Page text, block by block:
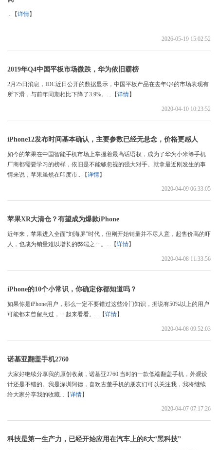
...【详情】
2026-05-19 15:02:52
2019年Q4中国平板市场微跌，华为依旧霸榜
2月25日消息，IDC近日公开的数据显示，中国平板产品在去年Q4的市场表现有
所下滑，与前年同期相比下降了3.9%。...【详情】
2020-04-10 10:23:52
iPhone12发布时间基本确认，主要参数已经无悬念，价格更感人
如今的苹果在中国智能手机市场上掌握着最高话语权，成为了华为小米等手机
厂商都需要学习的榜样，依旧是不能够忽视的强大对手。就拿最近刚发生的事
情来说，苹果虽然在印度市...【详情】
2020-04-09 06:33:05
苹果XR大清仓？有望成为爆款iPhone
近年来，苹果进入全面“刘海屏”时代，但刚开始销量并不尽人意，起售价高的吓
人，也成为销量难以增长的弊端之一。...【详情】
2020-04-08 11:33:56
iPhone的10个小常识，你确定你都知道吗？
如果你是iPhone用户，那么一定不要错过这些冷门知识，据说有50%以上的用户
可能都未曾留意过，一起来看看。...【详情】
2020-04-08 09:52:03
诺基亚翻盖手机2760
大家好继续分享我的原创收藏，诺基亚2760.当时的一款低端翻盖手机，外观设
计还是不错的。我是深圳阿德，喜欢古董手机的朋友们可以关注我，我将继续
给大家分享我的收藏...【详情】
2020-04-07 07:17:26
科技是第一生产力，已经开始应用在汽车上的8大“黑科技”